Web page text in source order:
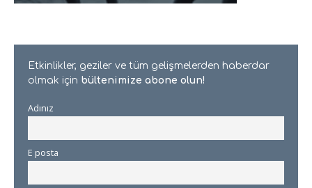
Etkinlikler, geziler ve tüm gelişmelerden haberdar
olmak için bültenimize abone olun!
Adınız
E posta